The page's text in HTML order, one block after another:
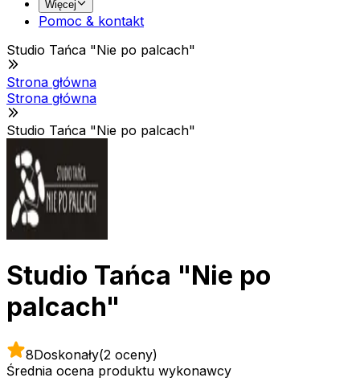
Więcej
Pomoc & kontakt
Studio Tańca "Nie po palcach"
Strona główna
Strona główna
Studio Tańca "Nie po palcach"
Studio Tańca "Nie po
palcach"
8Doskonały(2 oceny)
Średnia ocena produktu wykonawcy